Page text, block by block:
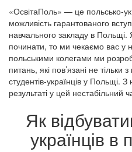
«ОсвітаПоль» — це польсько-
можливість гарантованого
навчального закладу в
починати, то ми чекаємо вас у
польськими колегами ми
питань, які пов’язані не
студентів-українців у Польщі.
результаті у цей нестабільний
Як
українців в